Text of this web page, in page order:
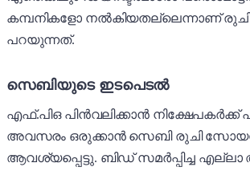
കമ്പനികളോ നൽകിയതല്ലെന്നാണ്
പറയുന്നത്.
സെബിയുടെ ഇടപെടൽ
എഫ്.പിഒ പിൻവലിക്കാൻ നിക്ഷേപകർക്ക്
അവസരം ഒരുക്കാൻ സെബി രുചി
ആവശ്യപ്പെട്ടു. ബിഡ് സമർപ്പിച്ച